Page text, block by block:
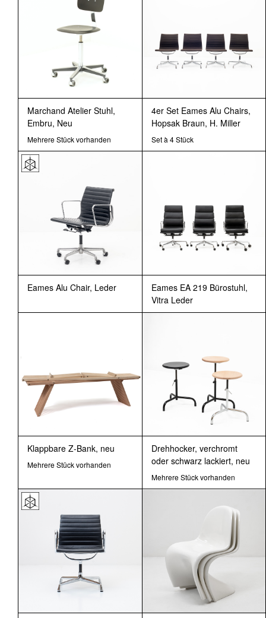
Marchand Atelier Stuhl,
Embru, Neu
Mehrere Stück vorhanden
4er Set Eames Alu Chairs,
Hopsak Braun, H. Miller
Set à 4 Stück
Eames Alu Chair, Leder
Eames EA 219 Bürostuhl,
Vitra Leder
Klappbare Z-Bank, neu
Mehrere Stück vorhanden
Drehhocker, verchromt
oder schwarz lackiert, neu
Mehrere Stück vorhanden